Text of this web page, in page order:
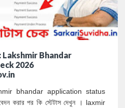
: Lakshmir Bhandar
2026
bhandar application status
করার পর কি স্টেটাস দেখুন । laxmir